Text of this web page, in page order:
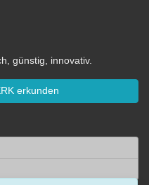
günstig, innovativ.
erkunden